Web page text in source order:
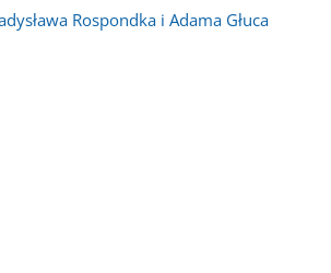
Rospondka i Adama Głuca